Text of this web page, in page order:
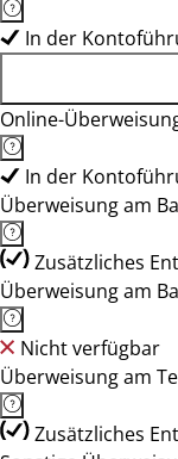
In der
Online-
In der
Überweisung am
Zusätzliches
Überweisung am
Nicht verfügbar
Überweisung am
Zusätzliches